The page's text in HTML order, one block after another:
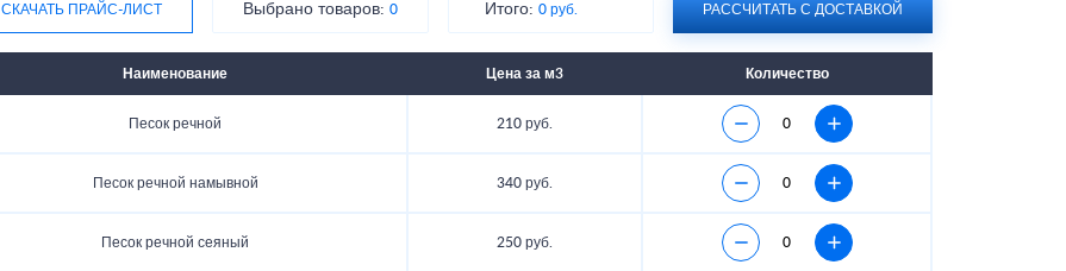
СКАЧАТЬ ПРАЙС-ЛИСТ Выбрано товаров: 0 Итого:0 руб. РАССЧИТАТЬ С ДОСТАВКОЙ
Наименование Цена за м3 Количество
Песок речной 210 руб.
Песок речной намывной 340 руб.
Песок речной сеяный 250 руб.